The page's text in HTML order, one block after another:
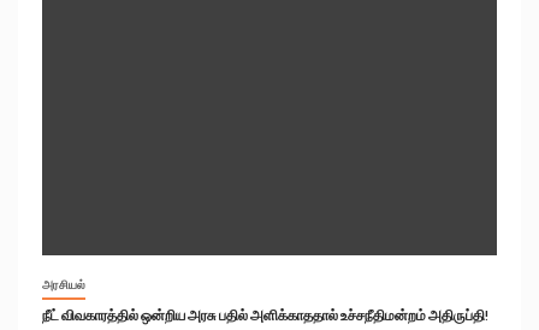
அரசியல்
நீட் விவகாரத்தில் ஒன்றிய அரசு பதில் அளிக்காததால் உச்சநீதிமன்றம் அதிருப்தி!